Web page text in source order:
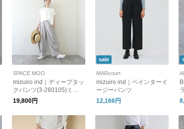
SPACE MOO
mizuiro ind｜ディープタッ
クパンツ(3-260105)ミズ
イロインド
19,800円
sale
MARcourt
mizuiro ind｜ペインターイ
ージーパンツ
12,166円